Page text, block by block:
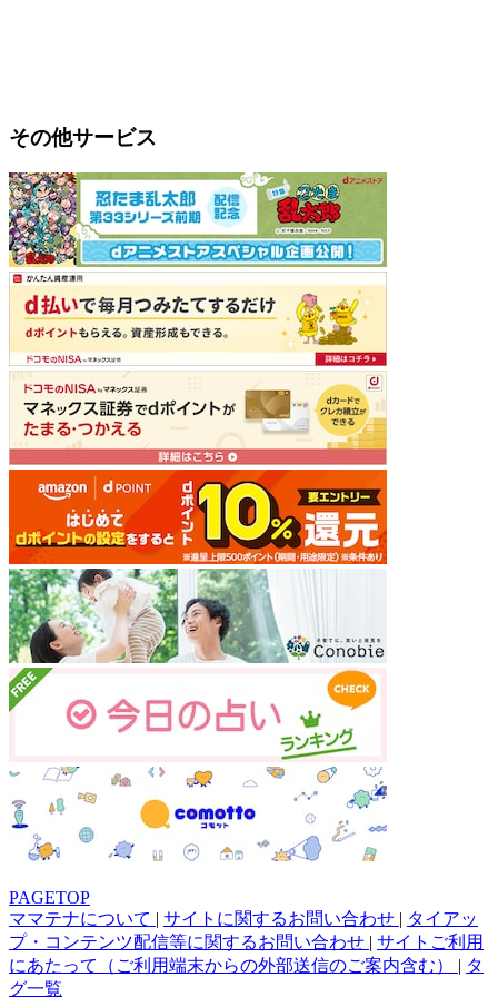
その他サービス
PAGETOP
ママテナについて | サイトに関するお問い合わせ | タイアッ
プ・コンテンツ配信等に関するお問い合わせ | サイトご利用
にあたって（ご利用端末からの外部送信のご案内含む） | タ
グ一覧